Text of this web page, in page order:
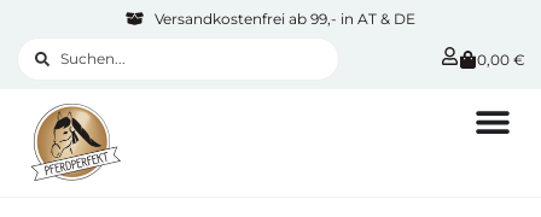
Versandkostenfrei ab 99,- in AT & DE
0,00 €